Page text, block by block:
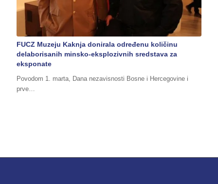
FUCZ Muzeju Kaknja donirala određenu količinu
delaborisanih minsko-eksplozivnih sredstava za
eksponate
Povodom 1. marta, Dana nezavisnosti Bosne i Hercegovine i
prve…